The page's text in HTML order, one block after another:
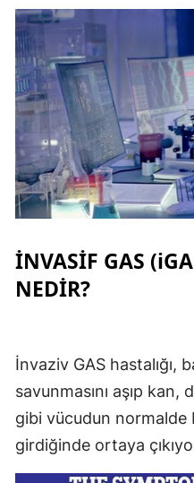
İNVASİF GAS
NEDİR?
İnvaziv GAS hastalığı,
savunmasını aşıp
gibi vücudun normalde
girdiğinde ortaya